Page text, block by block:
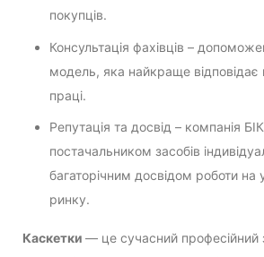
покупців.
Консультація фахівців –
модель, яка найкраще
праці.
Репутація та досвід – компанія
постачальником засобів
багаторічним досвідом роботи на
ринку.
Каскетки — це сучасний професійний